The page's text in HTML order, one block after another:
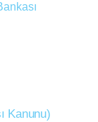
Kanunu)